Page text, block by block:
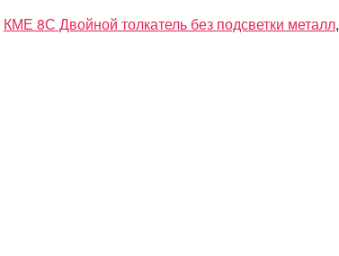
КМЕ 8С Двойной толкатель без подсветки металл,